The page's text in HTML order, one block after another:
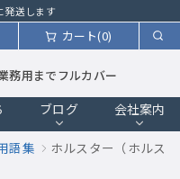
発送します
カート(0)
務用までフルカバー
ブログ 会社案内
語集
ホルスター（ホルス